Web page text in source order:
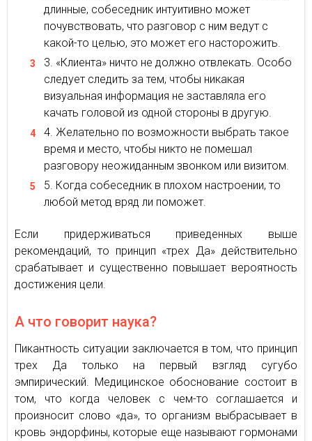
длинные, собеседник интуитивно может
почувствовать, что разговор с ним ведут с
какой-то целью, это может его насторожить.
«Клиента» ничто не должно отвлекать. Особо
следует следить за тем, чтобы никакая
визуальная информация не заставляла его
качать головой из одной стороны в другую.
Желательно по возможности выбрать такое
время и место, чтобы никто не помешал
разговору неожиданным звонком или визитом.
Когда собеседник в плохом настроении, то
любой метод вряд ли поможет.
Если придерживаться приведенных выше
рекомендаций, то принцип «трех Да» действительно
срабатывает и существенно повышает вероятность
достижения цели.
А что говорит наука?
Пикантность ситуации заключается в том, что принцип
трех Да только на первый взгляд сугубо
эмпирический. Медицинское обоснование состоит в
том, что когда человек с чем-то соглашается и
произносит слово «да», то организм выбрасывает в
кровь эндорфины, которые еще называют гормонами